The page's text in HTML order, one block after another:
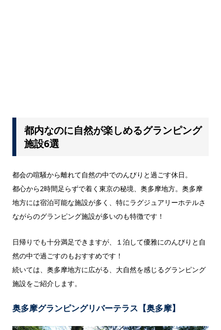
都内なのに自然が楽しめるグランピング
施設6選
都会の喧騒から離れて自然の中でのんびりと過ごす休日。
都心から2時間足らずで着く東京の秘境、奥多摩地方。奥多摩
地方には宿泊可能な施設が多く、特にラグジュアリーホテルさ
ながらのグランピング施設が多いのも特徴です！
日帰りでも十分満足できますが、１泊して優雅にのんびりと自
然の中で過ごすのもおすすめです！
続いては、奥多摩地方に広がる、大自然を感じるグランピング
施設をご紹介します。
奥多摩グランピングリバーテラス【奥多摩】